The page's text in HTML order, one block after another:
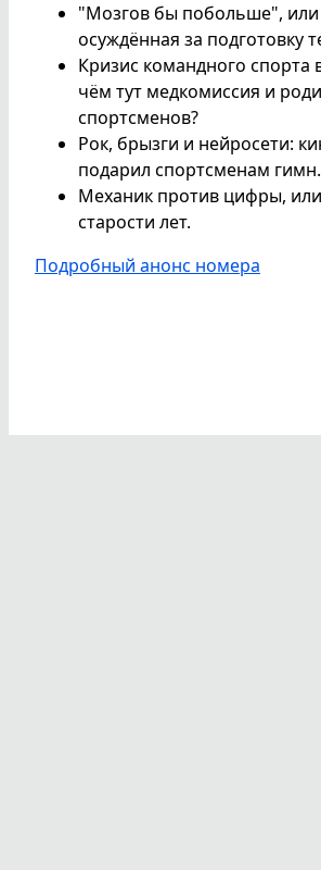
"Мозгов бы побольше",
осуждённая за подготовку
Кризис командного
чём тут медкомиссия и
спортсменов?
Рок, брызги и нейросети:
подарил спортсменам гимн.
Механик против цифры,
старости лет.
Подробный анонс номера